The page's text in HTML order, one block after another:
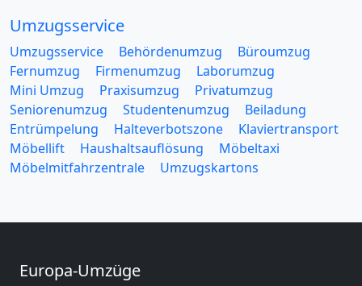
Umzugsservice
Umzugsservice Behördenumzug
Büroumzug
Fernumzug
Firmenumzug
Laborumzug
Mini Umzug
Praxisumzug
Privatumzug
Seniorenumzug
Studentenumzug
Beiladung
Entrümpelung
Halteverbotszone
Klaviertransport
Möbellift
Haushaltsauflösung
Möbeltaxi
Möbelmitfahrzentrale
Umzugskartons
Europa-Umzüge